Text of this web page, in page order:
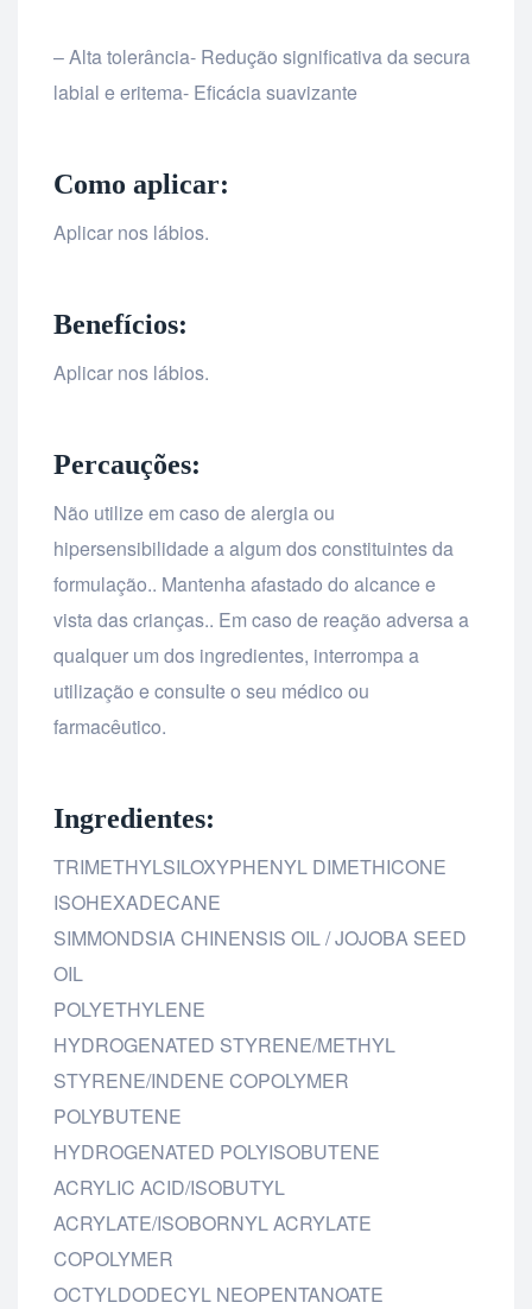
– Alta tolerância- Redução significativa da secura
labial e eritema- Eficácia suavizante
Como aplicar:
Aplicar nos lábios.
Benefícios:
Aplicar nos lábios.
Percauções:
Não utilize em caso de alergia ou
hipersensibilidade a algum dos constituintes da
formulação.. Mantenha afastado do alcance e
vista das crianças.. Em caso de reação adversa a
qualquer um dos ingredientes, interrompa a
utilização e consulte o seu médico ou
farmacêutico.
Ingredientes:
TRIMETHYLSILOXYPHENYL DIMETHICONE
ISOHEXADECANE
SIMMONDSIA CHINENSIS OIL / JOJOBA SEED
OIL
POLYETHYLENE
HYDROGENATED STYRENE/METHYL
STYRENE/INDENE COPOLYMER
POLYBUTENE
HYDROGENATED POLYISOBUTENE
ACRYLIC ACID/ISOBUTYL
ACRYLATE/ISOBORNYL ACRYLATE
COPOLYMER
OCTYLDODECYL NEOPENTANOATE